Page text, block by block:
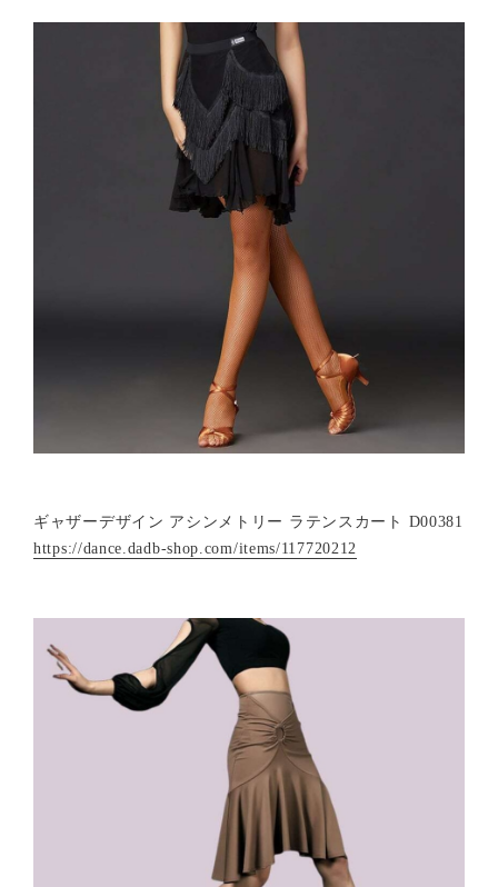
ギャザーデザイン アシンメトリー ラテンスカート D00381
https://dance.dadb-shop.com/items/117720212